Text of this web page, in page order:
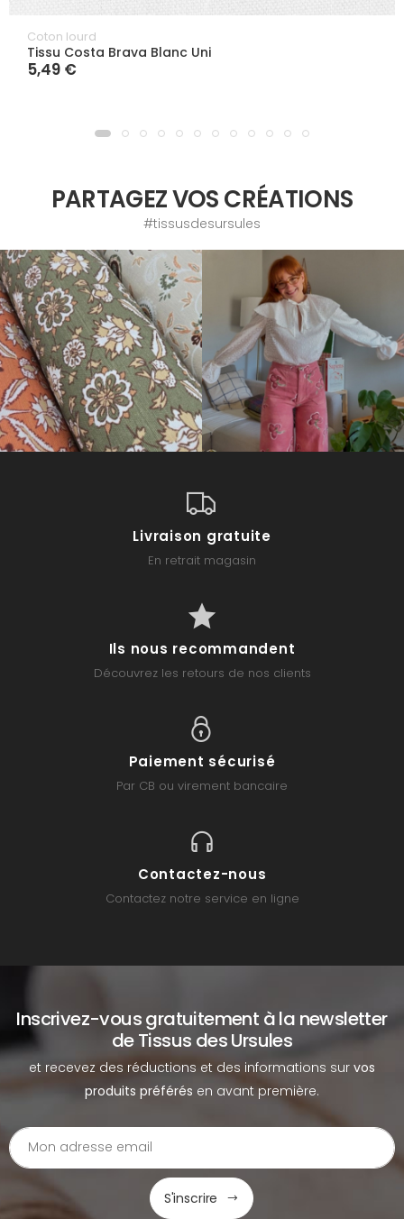
Coton lourd
Tissu Costa Brava Blanc Uni
5,49 €
PARTAGEZ VOS CRÉATIONS
#tissusdesursules
Livraison gratuite
En retrait magasin
Ils nous recommandent
Découvrez les retours de nos clients
Paiement sécurisé
Par CB ou virement bancaire
Contactez-nous
Contactez notre service en ligne
Inscrivez-vous gratuitement à la newsletter
de Tissus des Ursules
et recevez des réductions et des informations sur vos
produits préférés en avant première.
S'inscrire